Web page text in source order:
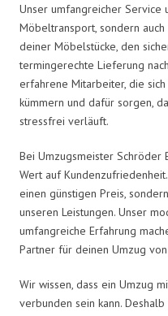
Unser umfangreicher Service
Möbeltransport, sondern
deiner Möbelstücke, den
termingerechte Lieferung
erfahrene Mitarbeiter, die
kümmern und dafür sorgen,
stressfrei verläuft.
Bei Umzugsmeister
Wert auf
einen günstigen Preis,
unseren Leistungen. Unser
umfangreiche Erfahrung
Partner für deinen Umzug
Wir wissen, dass ein Umzug
verbunden sein kann.